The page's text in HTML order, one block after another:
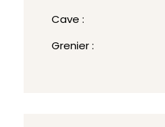
Cave :
Grenier :